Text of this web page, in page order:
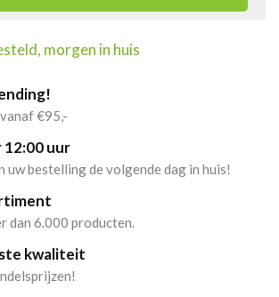
morgen in huis
€95,-
uur
uw bestelling de volgende dag in huis!
dan 6.000 producten.
kwaliteit